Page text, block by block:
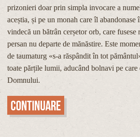
prizonieri doar prin simpla invocare a
aceștia, și pe un monah care îl
vindecă un bătrân cerșetor orb, care fusese
persan nu departe de mănăstire. Este
de taumaturg «s-a răspândit în tot
toate părțile lumii, aducând bolnavi pe
Domnului.
Continuare